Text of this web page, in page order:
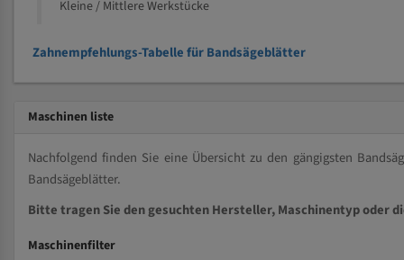
Kleine / Mittlere Werkstücke
Zahnempfehlungs-Tabelle für Bandsägeblätter
Maschinen liste
Nachfolgend finden Sie eine Übersicht zu den gängigsten
Bandsägeblätter.
Bitte tragen Sie den gesuchten Hersteller, Maschinentyp oder
Maschinenfilter